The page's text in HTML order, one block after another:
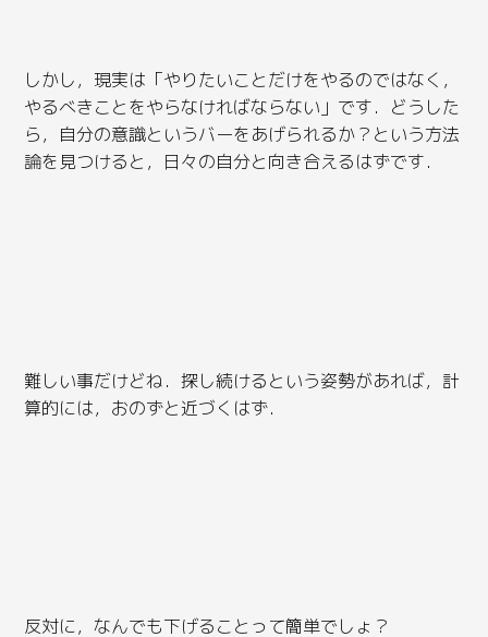
しかし，現実は「やりたいことだけをやるのではなく，
やるべきことをやらなければならない」です．どうした
ら，自分の意識というバーをあげられるか？という方法
論を見つけると，日々の自分と向き合えるはずです．
難しい事だけどね．探し続けるという姿勢があれば，計
算的には，おのずと近づくはず．
反対に，なんでも下げることって簡単でしょ？